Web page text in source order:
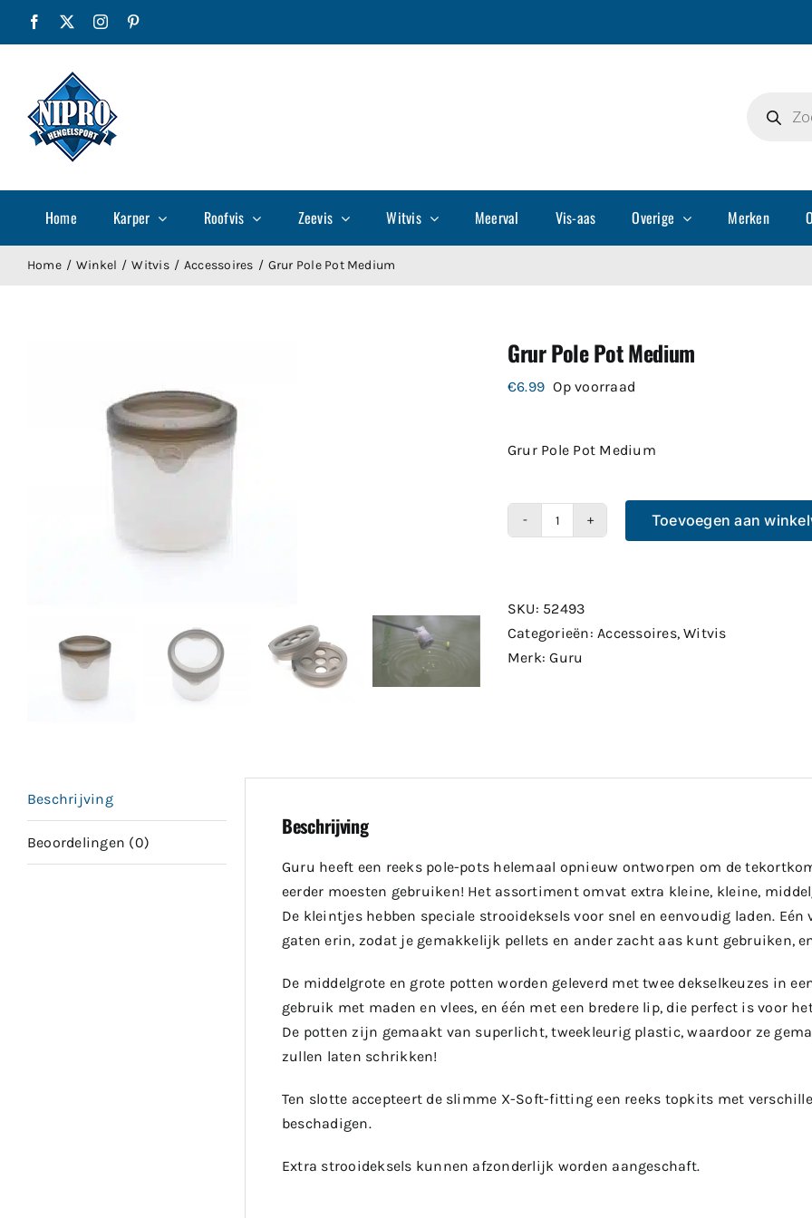
Facebook Instagram
zoeken
Home Karper Roofvis Zeevis Witvis Meerval Vis-aas Overige Merken
Home Winkel Witvis Accessoires Grur Pole Pot Medium
Grur Pole Pot Medium
€6.99 Op voorraad
Grur Pole Pot Medium
Medium
aantal
Toevoegen aan
SKU: 52493
Categorieën:Accessoires,Witvis
Merk:Guru
Beschrijving
Beoordelingen (0)
Beschrijving
Guru heeft een reeks pole-pots helemaal opnieuw ontworpen om de
eerder moesten gebruiken! Het assortiment omvat extra kleine, kleine,
De kleintjes hebben speciale strooideksels voor snel en eenvoudig laden.
gaten erin, zodat je gemakkelijk pellets en ander zacht aas kunt gebruiken,
De middelgrote en grote potten worden geleverd met twee dekselkeuzes in
gebruik met maden en vlees, en één met een bredere lip, die perfect is voor
De potten zijn gemaakt van superlicht, tweekleurig plastic, waardoor ze
zullen laten schrikken!
Ten slotte accepteert de slimme X-Soft-fitting een reeks topkits met
beschadigen.
Extra strooideksels kunnen afzonderlijk worden aangeschaft.